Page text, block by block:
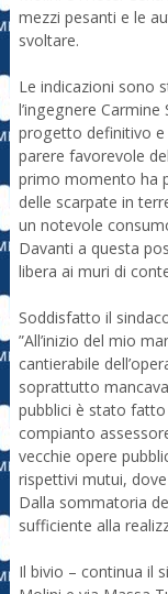
mezzi pesanti e le
svoltare.
Le indicazioni sono
l’ingegnere
progetto definitivo e
parere favorevole
primo momento ha
delle scarpate in
un notevole
Davanti a questa
libera ai muri di
Soddisfatto il
”All’inizio del mio
cantierabile
soprattutto
pubblici è stato
compianto
vecchie opere
rispettivi mutui,
Dalla sommatoria
sufficiente alla
Il bivio – continua il